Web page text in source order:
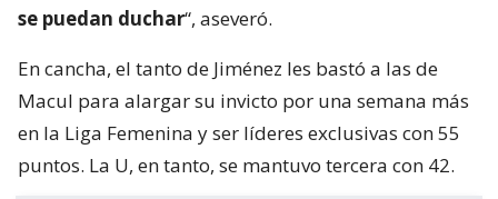
se puedan duchar“, aseveró.
En cancha, el tanto de Jiménez les bastó a las de
Macul para alargar su invicto por una semana más
en la Liga Femenina y ser líderes exclusivas con 55
puntos. La U, en tanto, se mantuvo tercera con 42.